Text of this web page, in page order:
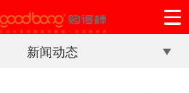
新闻动态